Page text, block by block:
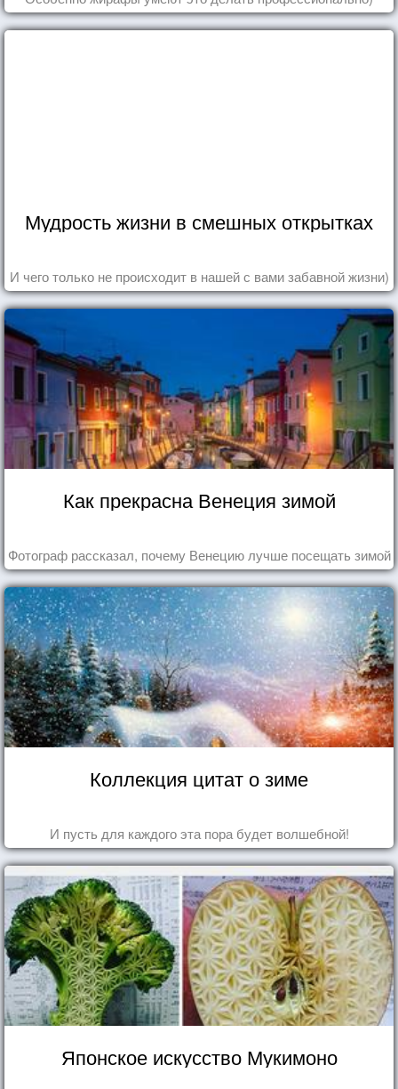
Мудрость жизни в смешных открытках
И чего только не происходит в нашей с вами забавной жизни)
Как прекрасна Венеция зимой
Фотограф рассказал, почему Венецию лучше посещать зимой
Коллекция цитат о зиме
И пусть для каждого эта пора будет волшебной!
Японское искусство Мукимоно